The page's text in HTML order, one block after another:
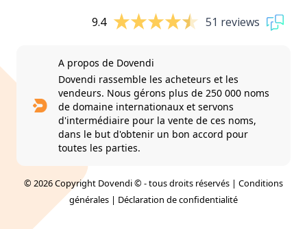
9.4 51 reviews
A propos de Dovendi
Dovendi rassemble les acheteurs et les
vendeurs. Nous gérons plus de 250 000 noms
de domaine internationaux et servons
d'intermédiaire pour la vente de ces noms,
dans le but d'obtenir un bon accord pour
toutes les parties.
© 2026 Copyright Dovendi © - tous droits réservés | Conditions
générales | Déclaration de confidentialité